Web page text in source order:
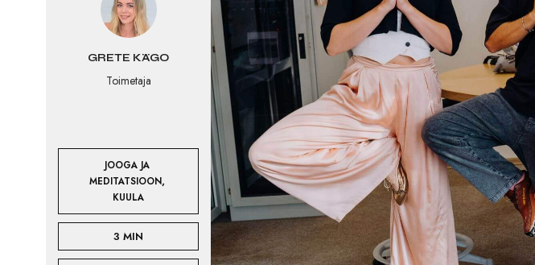
GRETE KÄGO
Toimetaja
JOOGA JA
MEDITATSIOON,
KUULA
3 MIN